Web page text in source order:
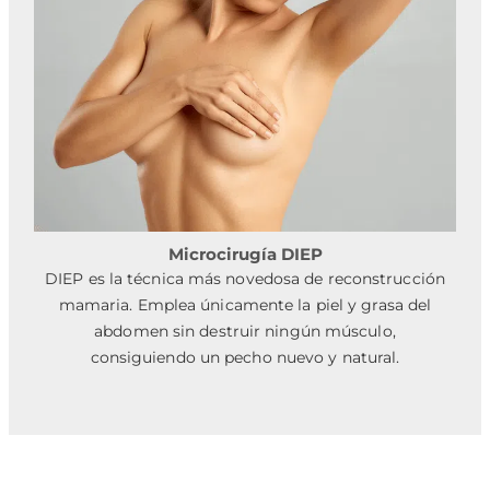
Microcirugía DIEP
DIEP es la técnica más novedosa de reconstrucción
mamaria. Emplea únicamente la piel y grasa del
abdomen sin destruir ningún músculo,
consiguiendo un pecho nuevo y natural.